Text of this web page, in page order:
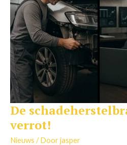
De
verrot!
Nieuws / Doorjasper
De
is
verrot!